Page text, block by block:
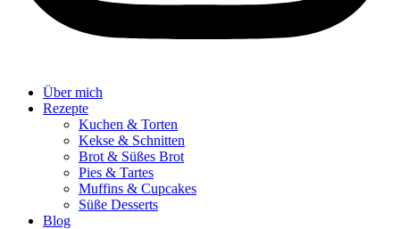
Über mich
Rezepte
Kuchen & Torten
Kekse & Schnitten
Brot & Süßes Brot
Pies & Tartes
Muffins & Cupcakes
Süße Desserts
Blog